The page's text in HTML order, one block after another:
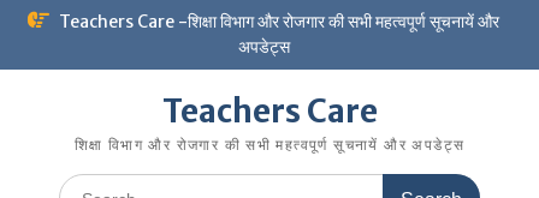
Skip
Teachers Care -शिक्षा विभाग और रोजगार की सभी महत्वपूर्ण सूचनायें और
अपडेट्स
Teachers Care
शिक्षा विभाग और रोजगार की सभी महत्वपूर्ण सूचनायें और अपडेट्स
Search